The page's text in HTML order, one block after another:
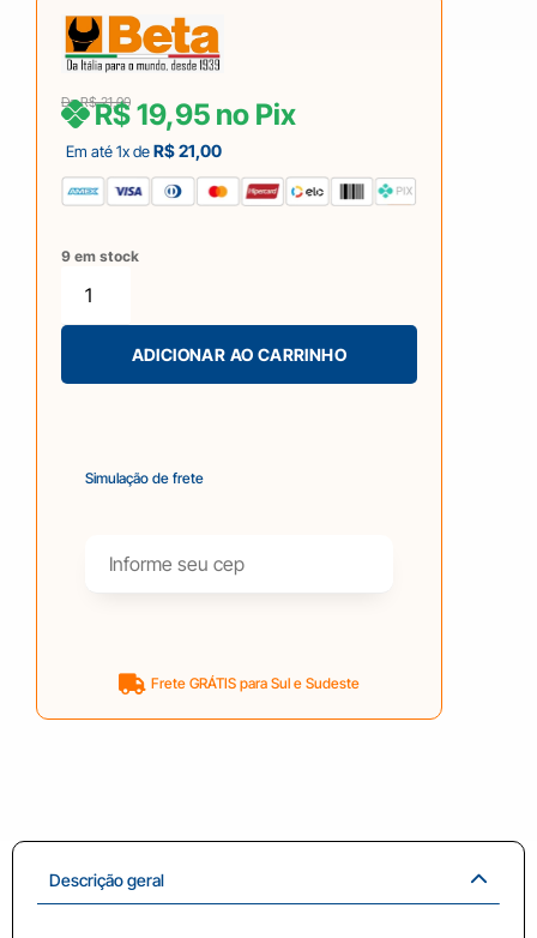
DeR$21,00
Em até 1x deR$21,00
R$19,95 no Pix
9 em stock
ADICIONAR AO CARRINHO
Simulação de frete
Frete GRÁTIS para Sul e Sudeste
Descrição geral